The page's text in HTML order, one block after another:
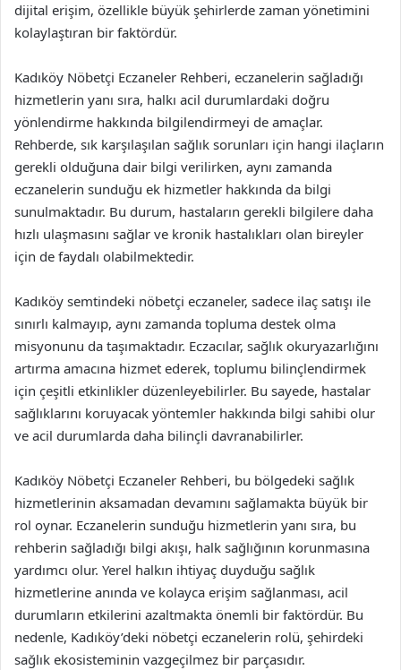
dijital erişim, özellikle büyük şehirlerde zaman yönetimini
kolaylaştıran bir faktördür.
Kadıköy Nöbetçi Eczaneler Rehberi, eczanelerin sağladığı
hizmetlerin yanı sıra, halkı acil durumlardaki doğru
yönlendirme hakkında bilgilendirmeyi de amaçlar.
Rehberde, sık karşılaşılan sağlık sorunları için hangi ilaçların
gerekli olduğuna dair bilgi verilirken, aynı zamanda
eczanelerin sunduğu ek hizmetler hakkında da bilgi
sunulmaktadır. Bu durum, hastaların gerekli bilgilere daha
hızlı ulaşmasını sağlar ve kronik hastalıkları olan bireyler
için de faydalı olabilmektedir.
Kadıköy semtindeki nöbetçi eczaneler, sadece ilaç satışı ile
sınırlı kalmayıp, aynı zamanda topluma destek olma
misyonunu da taşımaktadır. Eczacılar, sağlık okuryazarlığını
artırma amacına hizmet ederek, toplumu bilinçlendirmek
için çeşitli etkinlikler düzenleyebilirler. Bu sayede, hastalar
sağlıklarını koruyacak yöntemler hakkında bilgi sahibi olur
ve acil durumlarda daha bilinçli davranabilirler.
Kadıköy Nöbetçi Eczaneler Rehberi, bu bölgedeki sağlık
hizmetlerinin aksamadan devamını sağlamakta büyük bir
rol oynar. Eczanelerin sunduğu hizmetlerin yanı sıra, bu
rehberin sağladığı bilgi akışı, halk sağlığının korunmasına
yardımcı olur. Yerel halkın ihtiyaç duyduğu sağlık
hizmetlerine anında ve kolayca erişim sağlanması, acil
durumların etkilerini azaltmakta önemli bir faktördür. Bu
nedenle, Kadıköy’deki nöbetçi eczanelerin rolü, şehirdeki
sağlık ekosisteminin vazgeçilmez bir parçasıdır.